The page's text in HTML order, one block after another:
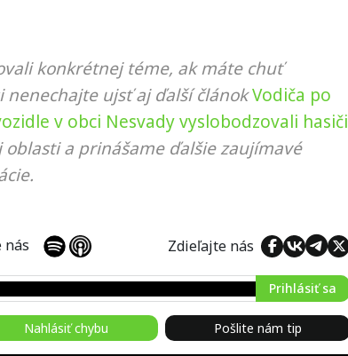
konkrétnej téme, ak máte chuť
ujsť aj ďalší článokVodiča po
v obci Nesvady vyslobodzovali hasiči
a prinášame ďalšie zaujímavé
nás Zdieľajte nás
Prihlásiť sa
Nahlásiť chybu Pošlite nám tip